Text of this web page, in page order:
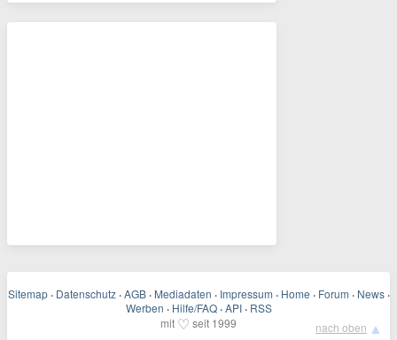
Sitemap · Datenschutz · AGB · Mediadaten · Impressum · Home · Forum · News ·
Werben · Hilfe/FAQ · API · RSS
mit ♡ seit 1999 nach oben ▲